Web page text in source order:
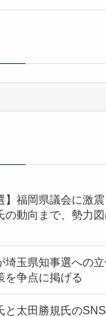
】福岡県議会に激
の動向まで、勢力
埼玉県知事選への
を争点に掲げる
と太田勝規氏の